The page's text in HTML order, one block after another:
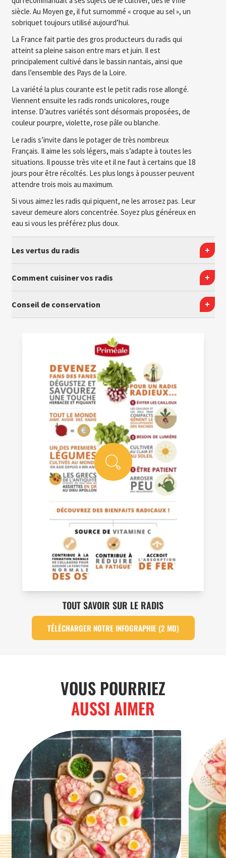
siècle. Au Moyen ge, il fut surnommé « croque au sel », un
sobriquet toujours utilisé aujourd’hui.
La France fait partie des gros producteurs du radis qui
atteint sa pleine saison entre mars et juin. Il est
principalement cultivé dans le bassin nantais, ainsi que
dans l’ensemble des Pays de la Loire.
La variété la plus courante est le petit radis rose allongé.
Viennent ensuite les radis ronds unicolores, rouge
intense. D’autres variétés sont désormais proposées, de
couleur pourpre, violette, rose pâle ou blanche.
Le radis s’invite dans le potager de très nombreux
Français. Il aime les sols légers, mais s’adapte à toutes les
situations. Il pousse très vite et il ne faut à certains que 18
jours pour être récoltés. Les plus longs à pousser peuvent
attendre trois mois au maximum.
Si vous aimez les radis qui piquent, ne les arrosez pas. Leur
saveur demeure alors concentrée. Soyez plus généreux en
eau si vous les préférez plus doux.
Les vertus du radis
Comment cuisiner vos radis
Conseil de conservation
TOUT SAVOIR SUR LE RADIS
TÉLÉCHARGER NOTRE INFOGRAPHIE (2 MO)
VOUS POURRIEZ
AUSSI AIMER